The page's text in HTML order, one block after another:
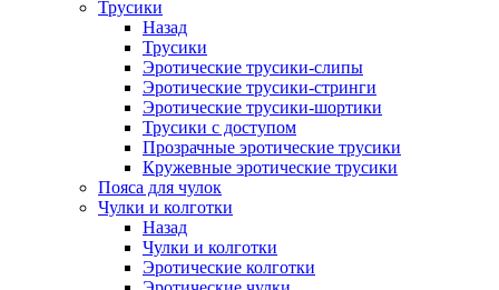
Трусики
Назад
Трусики
Эротические трусики-слипы
Эротические трусики-стринги
Эротические трусики-шортики
Трусики с доступом
Прозрачные эротические трусики
Кружевные эротические трусики
Пояса для чулок
Чулки и колготки
Назад
Чулки и колготки
Эротические колготки